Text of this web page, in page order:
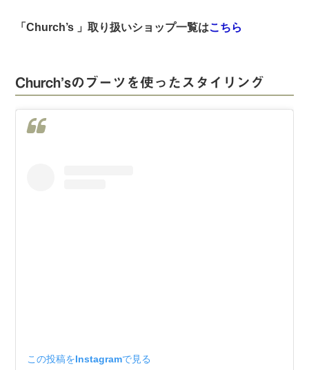
「Church’s 」取り扱いショップ一覧はこちら
Church’sのブーツを使ったスタイリング
この投稿をInstagramで見る